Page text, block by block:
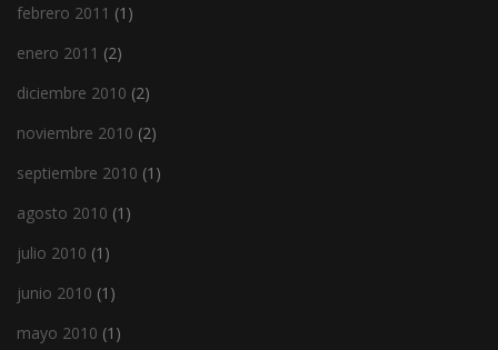
febrero 2011 (1)
enero 2011 (2)
diciembre 2010 (2)
noviembre 2010 (2)
septiembre 2010 (1)
agosto 2010 (1)
julio 2010 (1)
junio 2010 (1)
mayo 2010 (1)